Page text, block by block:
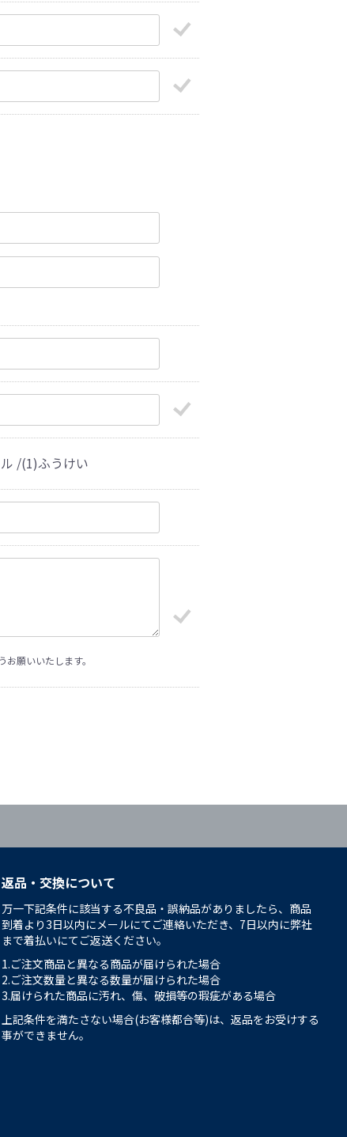
/(1)ふうけい
願いいたします。
返品・交換について
万一下記条件に該当する不良品・誤納品がありましたら、商品
到着より3日以内にメールにてご連絡いただき、7日以内に弊社
まで着払いにてご返送ください。
1.ご注文商品と異なる商品が届けられた場合
2.ご注文数量と異なる数量が届けられた場合
3.届けられた商品に汚れ、傷、破損等の瑕疵がある場合
上記条件を満たさない場合(お客様都合等)は、返品をお受けする
事ができません。